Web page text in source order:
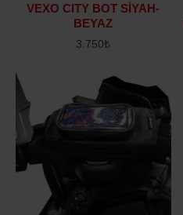
VEXO CITY BOT SİYAH-
BEYAZ
3.750₺